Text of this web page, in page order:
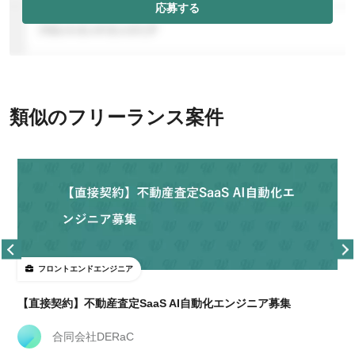
応募する
類似のフリーランス案件
フロントエンドエンジニア
【直接契約】不動産査定SaaS AI自動化エンジニア募集
合同会社DERaC